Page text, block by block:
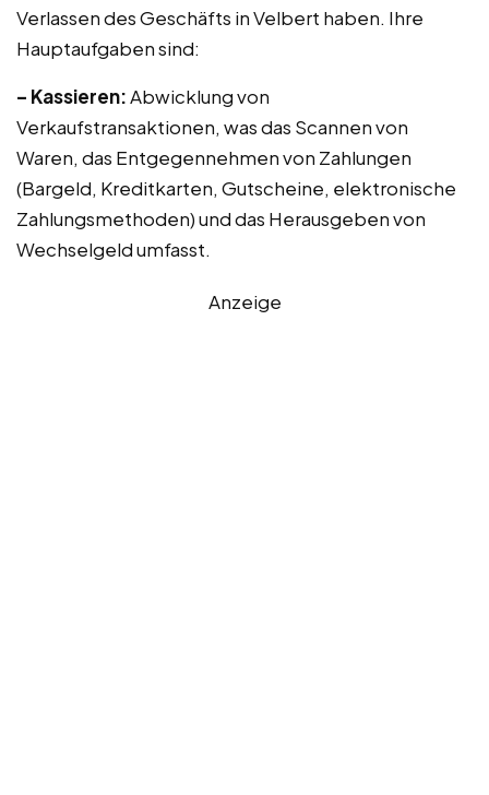
Verlassen des Geschäfts in Velbert haben. Ihre
Hauptaufgaben sind:
– Kassieren:Abwicklung von
Verkaufstransaktionen, was das Scannen von
Waren, das Entgegennehmen von Zahlungen
(Bargeld, Kreditkarten, Gutscheine, elektronische
Zahlungsmethoden) und das Herausgeben von
Wechselgeld umfasst.
Anzeige